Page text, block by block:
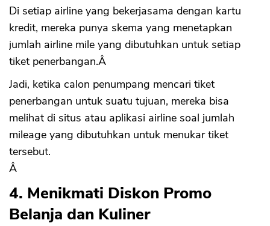
Di setiap airline yang bekerjasama dengan kartu
kredit, mereka punya skema yang menetapkan
jumlah airline mile yang dibutuhkan untuk setiap
tiket penerbangan.Â
Jadi, ketika calon penumpang mencari tiket
penerbangan untuk suatu tujuan, mereka bisa
melihat di situs atau aplikasi airline soal jumlah
mileage yang dibutuhkan untuk menukar tiket
tersebut.
Â
4. Menikmati Diskon Promo
Belanja dan Kuliner